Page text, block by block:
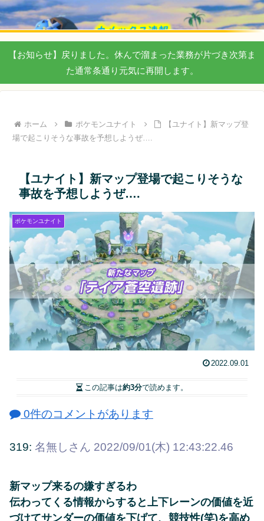
【お知らせ】戻りました。休んで溜まった業務が片づき次第ま
た通常条通り元気に再開します。
ホーム ポケモンユナイト
【ユナイト】新マップ登
場で起こりそうな事故を予想しようぜ….
【ユナイト】新マップ登場で起こりそうな
事故を予想しようぜ….
ポケモンユナイト
2022.09.01
この記事は約3分で読めます。
0件のコメントがあります
319: 名無しさん 2022/09/01(木) 12:43:22.46
新マップ来るの嫌すぎるわ
伝わってくる情報からすると上下レーンの価値を近
づけてサンダーの価値を下げて、競技性(笑)を高め